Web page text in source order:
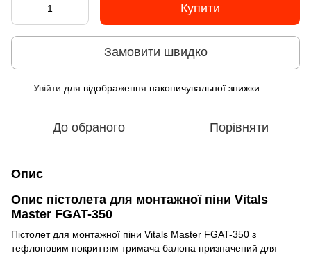
Купити
Замовити швидко
Увійти для відображення накопичувальної знижки
До обраного Порівняти
Опис
Опис пістолета для монтажної піни Vitals
Master FGAT-350
Пістолет для монтажної піни Vitals Master FGAT-350 з
тефлоновим покриттям тримача балона призначений для